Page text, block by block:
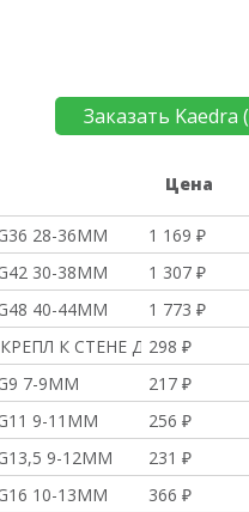
Заказать Kaedra
Цена
28-36ММ 1 169 ₽
30-38ММ 1 307 ₽
40-44ММ 1 773 ₽
К СТЕНЕ ДЛЯ ЩИ
298 ₽
7-9ММ 217 ₽
9-11ММ 256 ₽
9-12ММ 231 ₽
10-13ММ 366 ₽